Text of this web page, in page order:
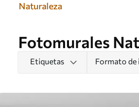
Naturaleza
Fotomurales
Etiquetas Formato de